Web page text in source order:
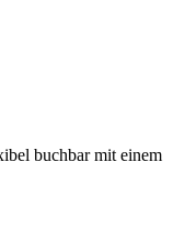
buchbar mit einem